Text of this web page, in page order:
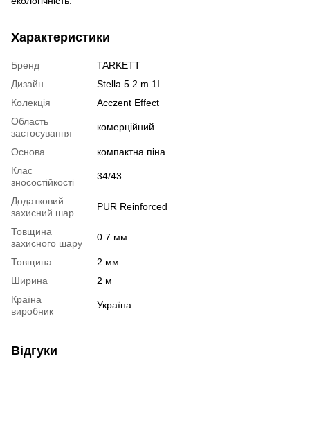
Характеристики
Бренд
TARKETT
Дизайн
Stella 5 2 m 1I
Колекція
Acczent Effect
Область
застосування
комерційний
Основа
компактна піна
Клас
зносостійкості
34/43
Додатковий
захисний шар
PUR Reinforced
Товщина
захисного шару
0.7 мм
Товщина
2 мм
Ширина
2 м
Країна
виробник
Україна
Відгуки